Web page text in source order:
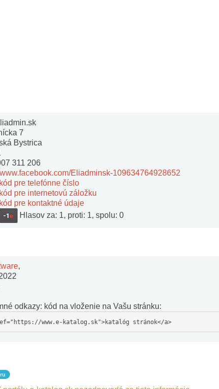
7
Bystrica
311 206
Eliadminsk-109634764928652
pre telefónne číslo
pre internetovú záložku
pre kontaktné údaje
-1e Hlasov za: 1, proti: 1, spolu: 0
,
odkazy: kód na vloženie na Vašu stránku:
www.e-katalog.sk">katalóg stránok</a>